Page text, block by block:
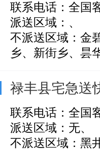
联系电话：全国
派送区域：、
不派送区域：金
乡、新街乡、昙
禄丰县宅急送
联系电话：全国
派送区域：无、
不派送区域：黑